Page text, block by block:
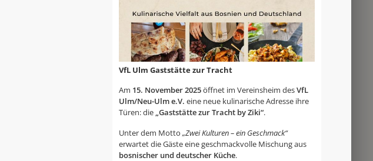
VfL Ulm Gaststätte zur Tracht
Am 15. November 2025öffnet im Vereinsheim desVfL
Ulm/Neu-Ulm e.V. eine neue kulinarische Adresse ihre
Türen: die „Gaststätte zur Tracht by Ziki“.
Unter dem Motto „Zwei Kulturen – ein Geschmack“
erwartet die Gäste eine geschmackvolle Mischung aus
bosnischer und deutscher Küche.